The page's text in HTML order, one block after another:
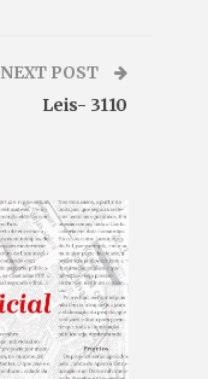
NEXT POST
Leis- 3110